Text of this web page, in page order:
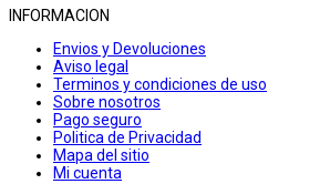
INFORMACION
Envios y Devoluciones
Aviso legal
Terminos y condiciones de uso
Sobre nosotros
Pago seguro
Politica de Privacidad
Mapa del sitio
Mi cuenta